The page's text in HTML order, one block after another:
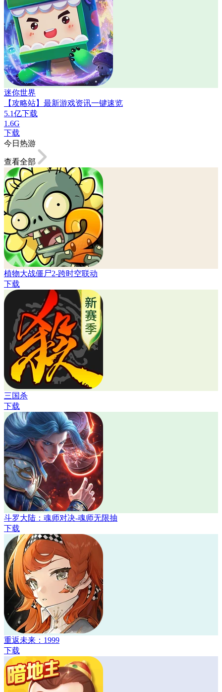
迷你世界
【攻略站】最新游戏资讯一键速览
5.1亿下载
1.6G
下载
今日热游
查看全部
植物大战僵尸2-跨时空联动
下载
三国杀
下载
斗罗大陆：魂师对决-魂师无限抽
下载
重返未来：1999
下载